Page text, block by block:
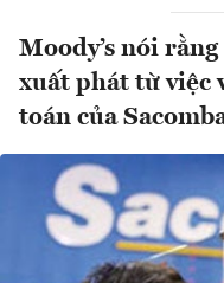
Moody’s nói
xuất phát từ việc
toán của